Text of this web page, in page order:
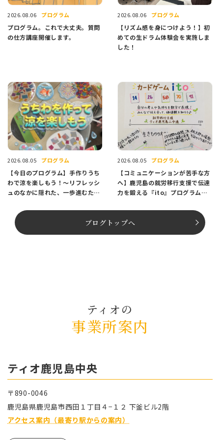
2026.08.06 プログラム
プログラム。これで大丈夫。質問
の仕方講座開催します。
2026.08.06 プログラム
【リズム感を身につけよう！】初
めての生ドラム体験会を実施しま
した！
2026.08.05 プログラム
【今日のプログラム】手作りうち
わで涼を楽しもう！〜リフレッシ
ュのなかに隠れた、一歩進むため
2026.08.05 プログラム
【コミュニケーションが苦手な方
へ】鹿児島の就労移行支援で伝達
力を鍛える『ito』プログラム紹
ブログトップへ
ティオの
事業所案内
ティオ⿅児島中央
〒890-0046
⿅児島県⿅児島市⻄⽥１丁⽬４−１２ 下釜ビル2階
アクセス案内（最寄り駅からの案内）